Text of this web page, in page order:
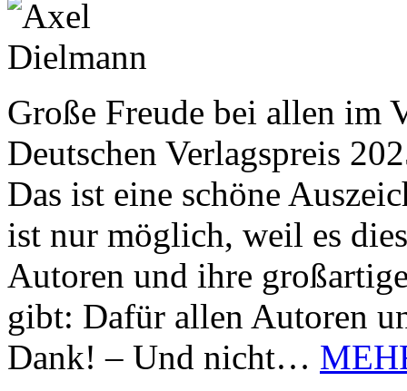
Große Freude bei allen im
Deutschen Verlagspreis
Das ist eine schöne
ist nur möglich, weil es
Autoren und ihre
gibt: Dafür allen Autoren
Dank! – Und nicht…